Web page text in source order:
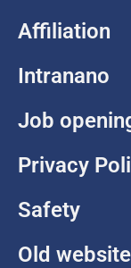
Affiliation
Intranano
Job
Privacy
Safety
Old website